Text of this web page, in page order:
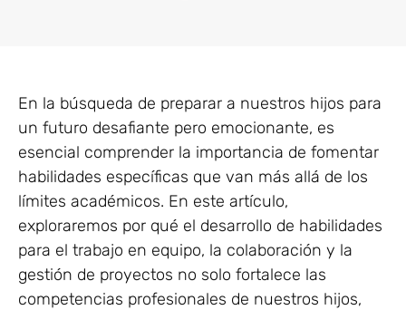
En la búsqueda de preparar a nuestros hijos para
un futuro desafiante pero emocionante, es
esencial comprender la importancia de fomentar
habilidades específicas que van más allá de los
límites académicos. En este artículo,
exploraremos por qué el desarrollo de habilidades
para el trabajo en equipo, la colaboración y la
gestión de proyectos no solo fortalece las
competencias profesionales de nuestros hijos,